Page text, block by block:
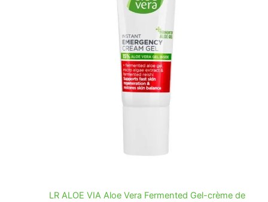
LR ALOE VIA Aloe Vera Fermented Gel-crème de